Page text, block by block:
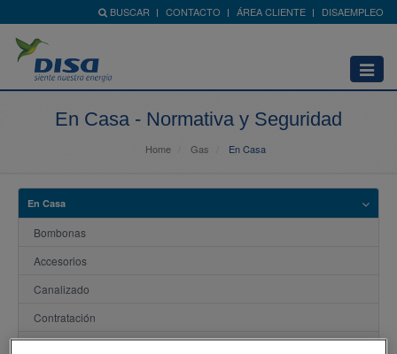
BUSCAR CONTACTO ÁREA CLIENTE DISAEMPLEO
Abrir
menú
En Casa - Normativa y Seguridad
Home Gas En Casa
En Casa
Bombonas
Accesorios
Canalizado
Contratación
Compra